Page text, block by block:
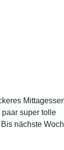
super tolle
nächste